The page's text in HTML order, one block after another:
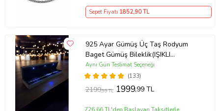
Sepet Fiyatı 1852,90 TL
925 Ayar Gümüş Üç Taş Rodyum
Baget Gümüş Bileklik(IŞIKLI
KUTULU)
(133)
Aynı Gün Teslimat Seçeneği
2199,99 TL 1999,99 TL
726,66 TL'den Başlayan Taksitlerle